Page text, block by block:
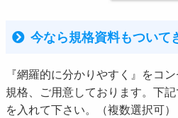
今なら規格資料もついて
『網羅的に分かりやすく』をコ
規格、ご用意しております。下
を入れて下さい。（複数選択可）